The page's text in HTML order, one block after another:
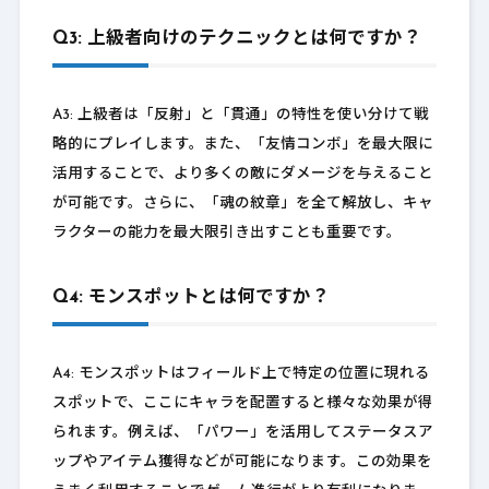
Q3: 上級者向けのテクニックとは何ですか？
A3: 上級者は「反射」と「貫通」の特性を使い分けて戦
略的にプレイします。また、「友情コンボ」を最大限に
活用することで、より多くの敵にダメージを与えること
が可能です。さらに、「魂の紋章」を全て解放し、キャ
ラクターの能力を最大限引き出すことも重要です。
Q4: モンスポットとは何ですか？
A4: モンスポットはフィールド上で特定の位置に現れる
スポットで、ここにキャラを配置すると様々な効果が得
られます。例えば、「パワー」を活用してステータスア
ップやアイテム獲得などが可能になります。この効果を